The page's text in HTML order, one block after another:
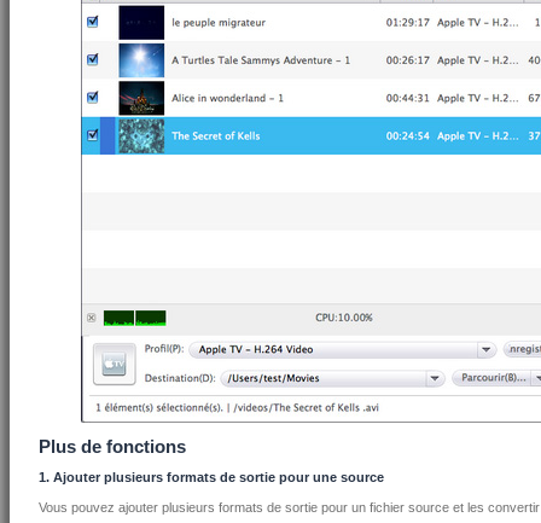
Plus de fonctions
1. Ajouter plusieurs formats de sortie pour une source
Vous pouvez ajouter plusieurs formats de sortie pour un fichier source et les